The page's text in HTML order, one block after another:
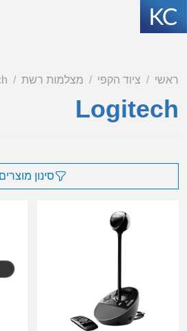
ראשי ציוד הקפי מצלמות רשת
Logitech
סינון מוצרים